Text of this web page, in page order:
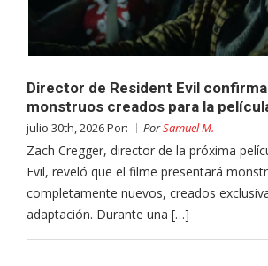
Director de Resident Evil
monstruos creados para la
julio 30th, 2026 Por: PorSamuel M.
Zach Cregger, director de la próxima
Evil, reveló que el filme presentará
completamente nuevos, creados
adaptación. Durante una […]